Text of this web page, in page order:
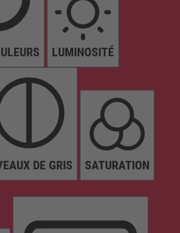
LUMINOSITÉ
DE GRIS SATURATION